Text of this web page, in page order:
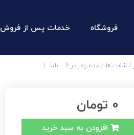
فروشگاه خدمات پس از فروش
/شفت 10 / مته راه بدر 6 – بلند L
0 تومان
افزودن به سبد خرید